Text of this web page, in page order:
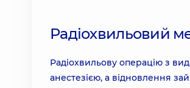
Радіохвильовий
Радіохвильову операцію з
анестезією, а відновлення